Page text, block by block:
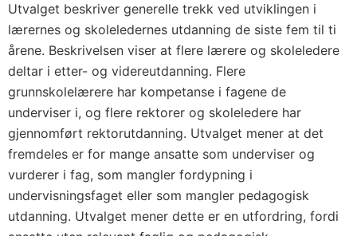
Utvalget beskriver generelle trekk ved utviklingen i
lærernes og skoleledernes utdanning de siste fem til ti
årene. Beskrivelsen viser at flere lærere og skoleledere
deltar i etter- og videreutdanning. Flere
grunnskolelærere har kompetanse i fagene de
underviser i, og flere rektorer og skoleledere har
gjennomført rektorutdanning. Utvalget mener at det
fremdeles er for mange ansatte som underviser og
vurderer i fag, som mangler fordypning i
undervisningsfaget eller som mangler pedagogisk
utdanning. Utvalget mener dette er en utfordring, fordi